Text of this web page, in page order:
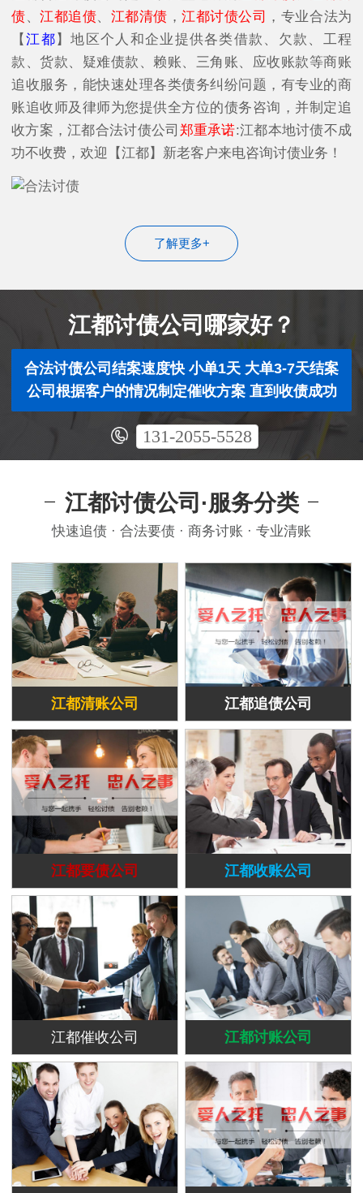
债 、江都追债 江都清债 ，江都讨债公司 ，专业合法为
【江都 】地区个人和企业提供各类借款、欠款、工程
款、货款、疑难债款、赖账、三角账、应收账款等商账
追收服务，能快速处理各类债务纠纷问题，有专业的商
账追收师及律师为您提供全方位的债务咨询，并制定追
收方案，江都合法讨债公司 郑重承诺:江都本地讨债不成
功不收费，欢迎【江都】新老客户来电咨询讨债业务！
了解更多+
江都讨债公司哪家好？
合法讨债公司结案速度快 小单1天 大单3-7天结案
公司根据客户的情况制定催收方案 直到收债成功
131-2055-5528
江都讨债公司·服务分类
快速追债 · 合法要债 · 商务讨账 · 专业清账
江都清账公司 江都追债公司
江都要债公司 江都收账公司
江都催收公司 江都讨账公司